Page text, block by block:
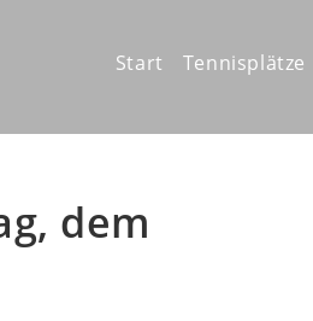
Start Tennisplätze
dem